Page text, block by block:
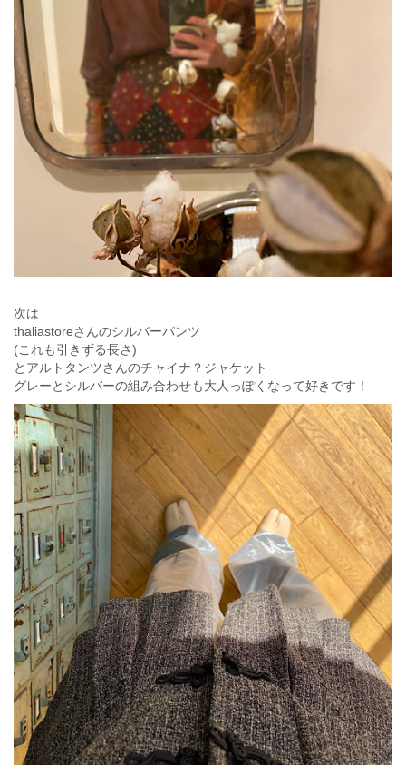
次は
thaliastoreさんのシルバーパンツ
(これも引きずる長さ)
とアルトタンツさんのチャイナ？ジャケット
グレーとシルバーの組み合わせも大人っぽくなって好きです！